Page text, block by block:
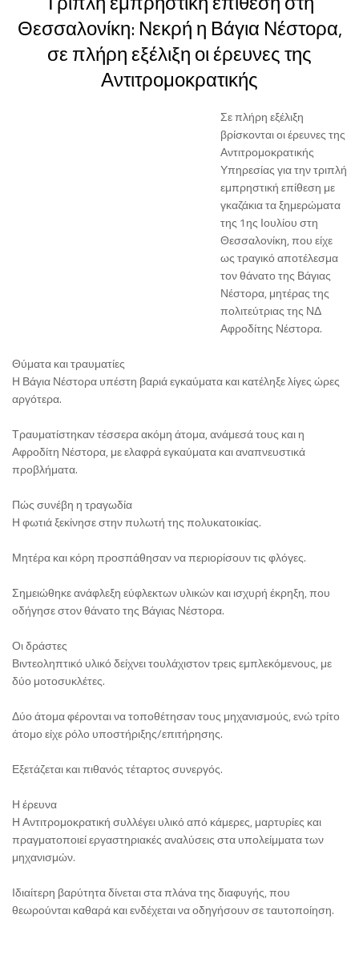
Θεσσαλονίκη: Νεκρή η Βάγια Νέστορα,
σε πλήρη εξέλιξη οι έρευνες της
Αντιτρομοκρατικής
Σε πλήρη εξέλιξη
βρίσκονται οι έρευνες της
Αντιτρομοκρατικής
Υπηρεσίας για την τριπλή
εμπρηστική επίθεση με
γκαζάκια τα ξημερώματα
της 1ης Ιουλίου στη
Θεσσαλονίκη, που είχε
ως τραγικό αποτέλεσμα
τον θάνατο της Βάγιας
Νέστορα, μητέρας της
πολιτεύτριας της ΝΔ
Αφροδίτης Νέστορα.
Θύματα και τραυματίες
Η Βάγια Νέστορα υπέστη βαριά εγκαύματα και κατέληξε λίγες ώρες
αργότερα.
Τραυματίστηκαν τέσσερα ακόμη άτομα, ανάμεσά τους και η
Αφροδίτη Νέστορα, με ελαφρά εγκαύματα και αναπνευστικά
προβλήματα.
Πώς συνέβη η τραγωδία
Η φωτιά ξεκίνησε στην πυλωτή της πολυκατοικίας.
Μητέρα και κόρη προσπάθησαν να περιορίσουν τις φλόγες.
Σημειώθηκε ανάφλεξη εύφλεκτων υλικών και ισχυρή έκρηξη, που
οδήγησε στον θάνατο της Βάγιας Νέστορα.
Οι δράστες
Βιντεοληπτικό υλικό δείχνει τουλάχιστον τρεις εμπλεκόμενους, με
δύο μοτοσυκλέτες.
Δύο άτομα φέρονται να τοποθέτησαν τους μηχανισμούς, ενώ τρίτο
άτομο είχε ρόλο υποστήριξης/επιτήρησης.
Εξετάζεται και πιθανός τέταρτος συνεργός.
Η έρευνα
Η Αντιτρομοκρατική συλλέγει υλικό από κάμερες, μαρτυρίες και
πραγματοποιεί εργαστηριακές αναλύσεις στα υπολείμματα των
μηχανισμών.
Ιδιαίτερη βαρύτητα δίνεται στα πλάνα της διαφυγής, που
θεωρούνται καθαρά και ενδέχεται να οδηγήσουν σε ταυτοποίηση.